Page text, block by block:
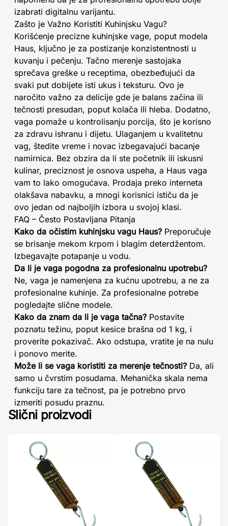
izabrati digitalnu varijantu.
Zašto je Važno Koristiti Kuhinjsku Vagu?
Korišćenje precizne kuhinjske vage, poput modela
Haus, ključno je za postizanje konzistentnosti u
kuvanju i pečenju. Tačno merenje sastojaka
sprečava greške u receptima, obezbeđujući da
svaki put dobijete isti ukus i teksturu. Ovo je
naročito važno za delicije gde je balans začina ili
tečnosti presudan, poput kolača ili hleba. Dodatno,
vaga pomaže u kontrolisanju porcija, što je korisno
za zdravu ishranu i dijetu. Ulaganjem u kvalitetnu
vag, štedite vreme i novac izbegavajući bacanje
namirnica. Bez obzira da li ste početnik ili iskusni
kulinar, preciznost je osnova uspeha, a Haus vaga
vam to lako omogućava. Prodaja preko interneta
olakšava nabavku, a mnogi korisnici ističu da je
ovo jedan od najboljih izbora u svojoj klasi.
FAQ – Često Postavljana Pitanja
Kako da očistim kuhinjsku vagu Haus? Preporučuje
se brisanje mekom krpom i blagim deterdžentom.
Izbegavajte potapanje u vodu.
Da li je vaga pogodna za profesionalnu upotrebu?
Ne, vaga je namenjena za kućnu upotrebu, a ne za
profesionalne kuhinje. Za profesionalne potrebe
pogledajte slične modele.
Kako da znam da li je vaga tačna? Postavite
poznatu težinu, poput kesice brašna od 1 kg, i
proverite pokazivač. Ako odstupa, vratite je na nulu
i ponovo merite.
Može li se vaga koristiti za merenje tečnosti? Da, ali
samo u čvrstim posudama. Mehanička skala nema
funkciju tare za tečnost, pa je potrebno prvo
izmeriti posudu praznu.
Slični proizvodi